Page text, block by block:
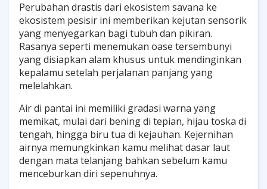
Perubahan drastis dari ekosistem savana ke
ekosistem pesisir ini memberikan kejutan sensorik
yang menyegarkan bagi tubuh dan pikiran.
Rasanya seperti menemukan oase tersembunyi
yang disiapkan alam khusus untuk mendinginkan
kepalamu setelah perjalanan panjang yang
melelahkan.
Air di pantai ini memiliki gradasi warna yang
memikat, mulai dari bening di tepian, hijau toska di
tengah, hingga biru tua di kejauhan. Kejernihan
airnya memungkinkan kamu melihat dasar laut
dengan mata telanjang bahkan sebelum kamu
menceburkan diri sepenuhnya.